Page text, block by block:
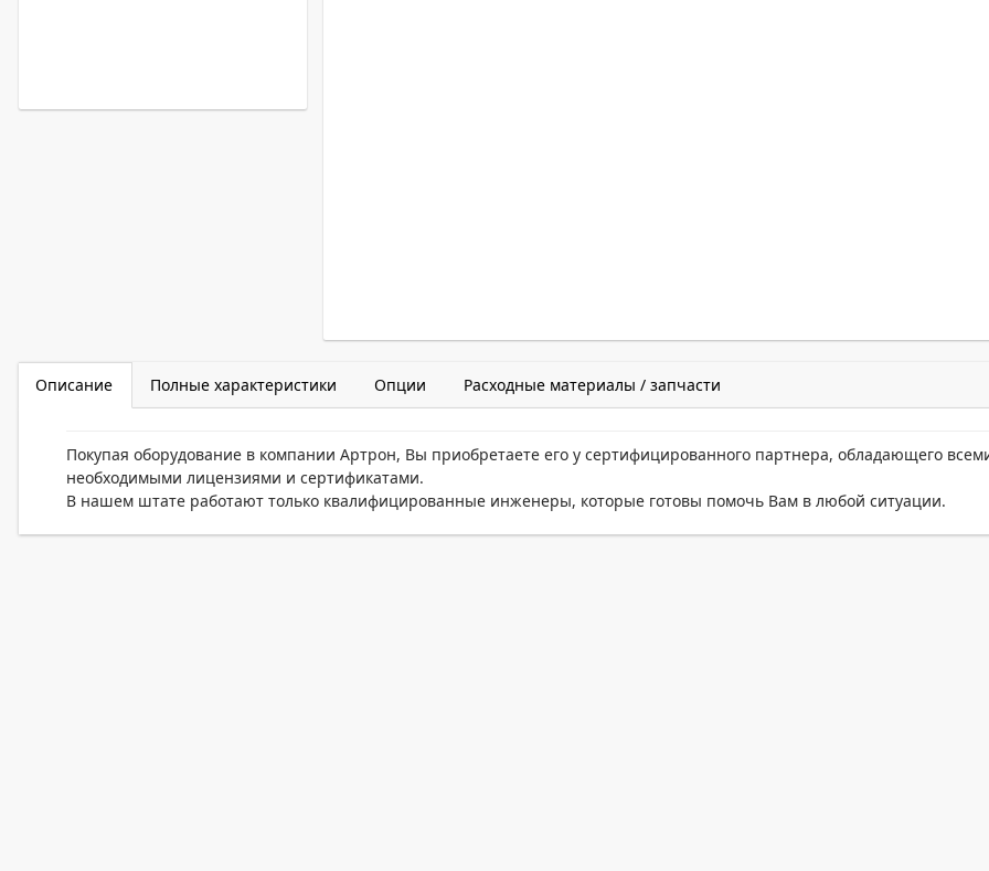
Описание Полные характеристики Опции Расходные материалы / запчасти
Покупая оборудование в компании Артрон, Вы приобретаете его у сертифицированного партнера, обладающего
необходимыми лицензиями и сертификатами.
В нашем штате работают только квалифицированные инженеры, которые готовы помочь Вам в любой ситуации.